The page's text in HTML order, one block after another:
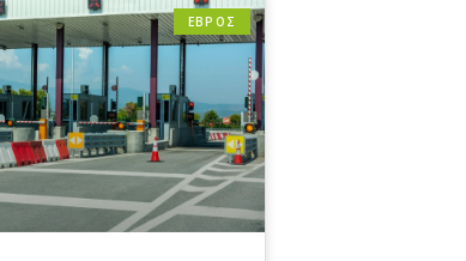
ΕΒΡΟΣ